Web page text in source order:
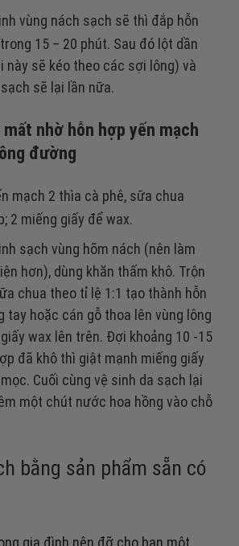
vùng nách sạch sẽ thì đắp hỗn
15 – 20 phút. Sau đó lột dần
này sẽ kéo theo các sợi lông) và
sẽ lại lần nữa.
nhờ hỗn hợp yến mạch
đường
mạch 2 thìa cà phê, sữa chua
2 miếng giấy để wax.
sạch vùng hõm nách (nên làm
hơn), dùng khăn thấm khô. Trộn
chua theo tỉ lệ 1:1 tạo thành hỗn
tay hoặc cán gỗ thoa lên vùng lông
wax lên trên. Đợi khoảng 10 -15
đã khô thì giật mạnh miếng giấy
Cuối cùng vệ sinh da sạch lại
một chút nước hoa hồng vào chỗ
bằng sản phẩm sẵn có